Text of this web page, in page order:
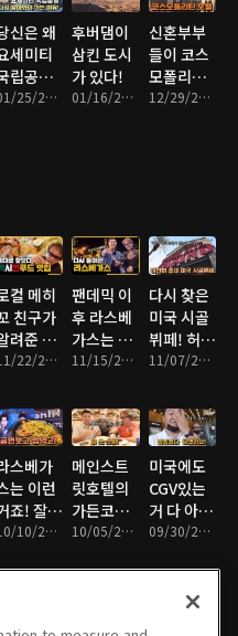
신은 왜
세미티
립공원
다시 가
01/25/2022 • 20분
후버댐이
삼킨 도시
가 있다!
01/16/2022 • 25분
신혼부부
들이 코스
모폴리탄
호텔을 선
12/29/2021 • 11분
컬 메히
친구가
려준 그
!
11/22/2021 • 13분
팬데믹 이
후 라스베
가스는 어
떻게 달라
11/15/2021 • 12분
다시 찾은
미국 시골
뷔페! 허걱
값이 올랐
11/07/2021 • 17분
스베가
는 이런
죠! 잘놀
잘먹고!
10/10/2021 • 13분
메인스트
릿호텔의
가든코트
뷔페 오 10/05/2021 • 20분
미국에도
CGV있는
거 다 아시
죠? 근데..
09/30/2021 • 15분